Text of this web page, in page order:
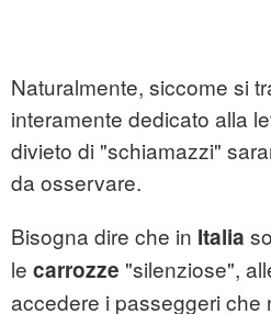
Naturalmente, siccome si
interamente dedicato alla
divieto di "schiamazzi"
da osservare.
Bisogna dire che in Italia
le carrozze "silenziose",
accedere i passeggeri che